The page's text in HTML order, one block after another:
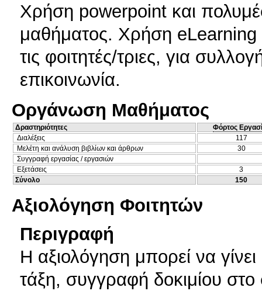
Χρήση powerpoint και
μαθήματος. Χρήση eLearning
τις φοιτητές/τριες, για
επικοινωνία.
Οργάνωση Μαθήματος
Δραστηριότητες
Φόρτος
Διαλέξεις
117
Μελέτη και ανάλυση βιβλίων και άρθρων
30
Συγγραφή εργασίας / εργασιών
Εξετάσεις
3
Σύνολο
150
Αξιολόγηση Φοιτητών
Περιγραφή
Η αξιολόγηση μπορεί να
τάξη, συγγραφή δοκιμίου στο